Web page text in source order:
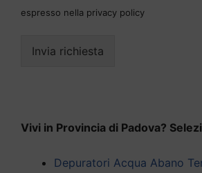
espresso nella privacy policy
Invia richiesta
Vivi in Provincia di Padova?
Depuratori Acqua Abano